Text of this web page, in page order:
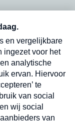
in
Verzend